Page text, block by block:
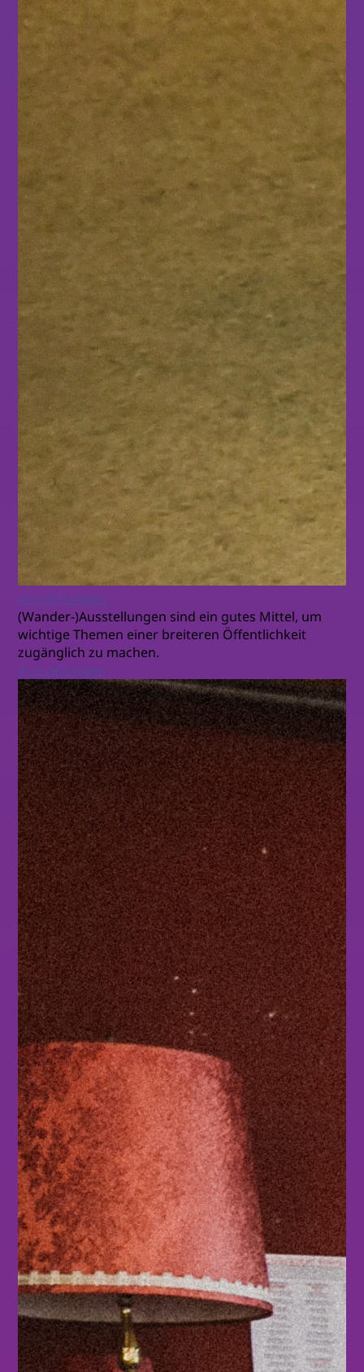
Ausstellungen
(Wander-)Ausstellungen sind ein gutes Mittel, um
wichtige Themen einer breiteren Öffentlichkeit
zugänglich zu machen.
Ausstellungen